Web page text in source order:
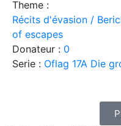
Theme :
Récits d'évasion /
of escapes
Donateur : 0
Serie : Oflag 17A Die